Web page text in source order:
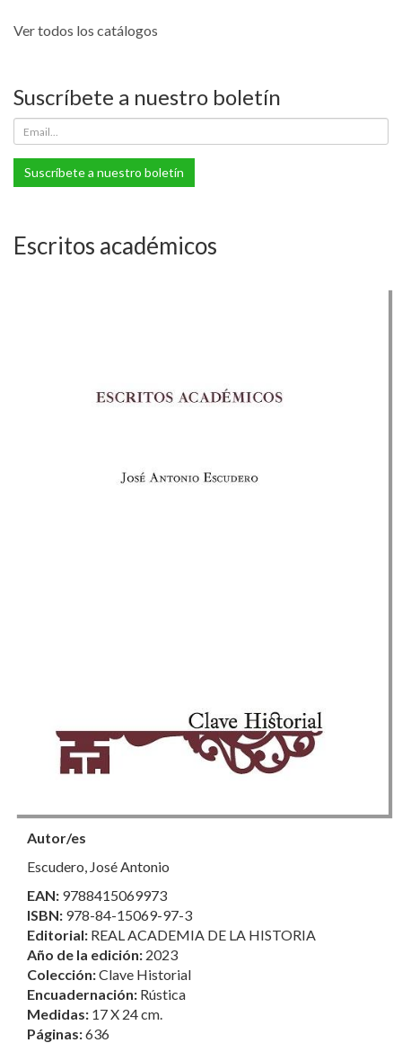
Ver todos los catálogos
Suscríbete a nuestro boletín
Suscríbete a nuestro boletín
Escritos académicos
Autor/es
Escudero, José Antonio
EAN: 9788415069973
ISBN: 978-84-15069-97-3
Editorial: REAL ACADEMIA DE LA HISTORIA
Año de la edición: 2023
Colección:Clave Historial
Encuadernación: Rústica
Medidas: 17 X 24 cm.
Páginas:636